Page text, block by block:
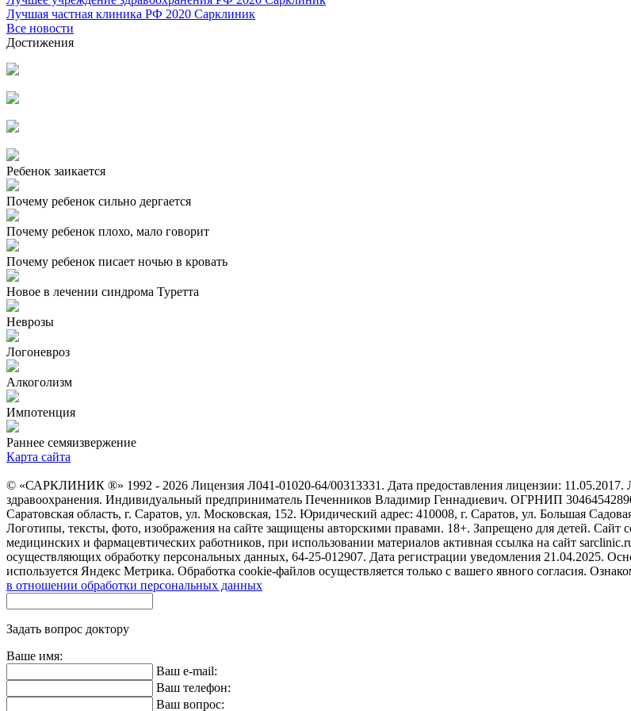
Лучшая частная клиника РФ 2020 Сарклиник
Все новости
Достижения
Ребенок заикается
Почему ребенок сильно дергается
Почему ребенок плохо, мало говорит
Почему ребенок писает ночью в кровать
Новое в лечении синдрома Туретта
Неврозы
Логоневроз
Алкоголизм
Импотенция
Раннее семяизвержение
Карта сайта
© «САРКЛИНИК ®» 1992 - 2026 Лицензия Л041-01020-64/00313331. Дата предоставления лицензии: 11.05.2017.
здравоохранения. Индивидуальный предприниматель Печенников Владимир Геннадиевич. ОГРНИП
Саратовская область, г. Саратов, ул. Московская, 152. Юридический адрес: 410008, г. Саратов, ул. Большая
Логотипы, тексты, фото, изображения на сайте защищены авторскими правами. 18+. Запрещено для детей.
медицинских и фармацевтических работников, при использовании материалов активная ссылка на сайт
осуществляющих обработку персональных данных, 64-25-012907. Дата регистрации уведомления 21.04.2025.
используется Яндекс Метрика. Обработка cookie-файлов осуществляется только с вашего явного согласия.
в отношении обработки персональных данных
Задать вопрос доктору
Ваше имя:
Ваш e-mail:
Ваш телефон:
Ваш вопрос: